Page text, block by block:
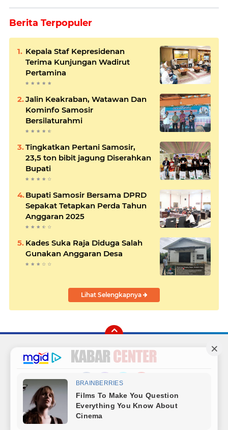
Berita Terpopuler
Kepala Staf Kepresidenan
Terima Kunjungan Wadirut
Pertamina
Jalin Keakraban, Watawan Dan
Kominfo Samosir
Bersilaturahmi
Tingkatkan Pertani Samosir,
23,5 ton bibit jagung Diserahkan
Bupati
Bupati Samosir Bersama DPRD
Sepakat Tetapkan Perda Tahun
Anggaran 2025
Kades Suka Raja Diduga Salah
Gunakan Anggaran Desa
Lihat Selengkapnya
FacebookInstagram
TwitterYouTube
Redaksi Sitemap Hubungi Kami Radio
Copyright ©